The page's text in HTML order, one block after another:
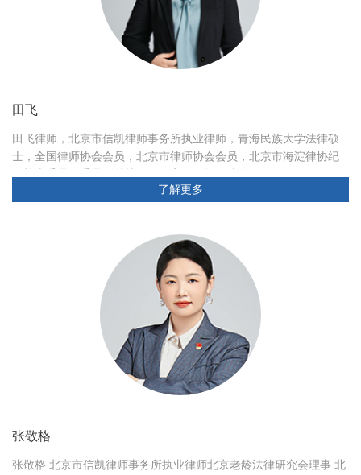
田飞
田飞律师，北京市信凯律师事务所执业律师，青海民族大学法律硕
士，全国律师协会会员，北京市律师协会会员，北京市海淀律协纪
了解更多
张敬格
张敬格 北京市信凯律师事务所执业律师北京老龄法律研究会理事 北